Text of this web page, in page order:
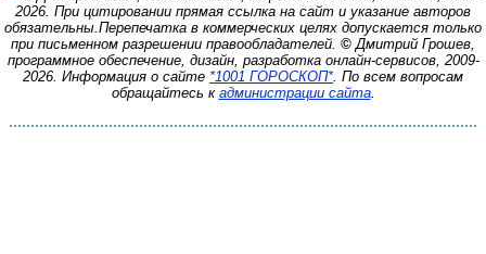
2026. При цитировании прямая ссылка на сайт и указание авторов
обязательны.Перепечатка в коммерческих целях допускается только
при письменном разрешении правообладателей. © Дмитрий Грошев,
программное обеспечение, дизайн, разработка онлайн-сервисов, 2009-
2026. Информация о сайте *1001 ГОРОСКОП*. По всем вопросам
обращайтесь к администрации сайта.